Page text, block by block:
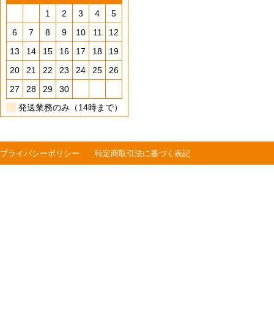
1
2 3 4
5
6
7 8 9 10 11
12
13
14 15 16 17 18
19
20
21 22 23 24 25
26
27
28 29
30
発送業務のみ（14時まで）
プライバシーポリシー 特定商取引法に基づく表記